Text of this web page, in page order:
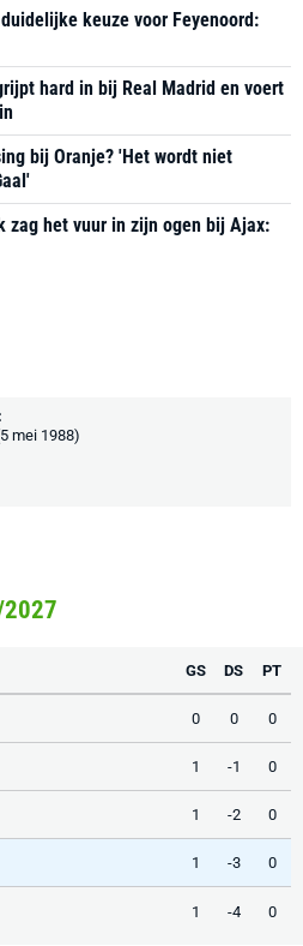
keuze voor Feyenoord:
hard in bij Real Madrid en voert
bij Oranje? 'Het wordt niet
zag het vuur in zijn ogen bij Ajax:
mei 1988)
GS DS PT
0 0 0
1 -1 0
1 -2 0
1 -3 0
1 -4 0